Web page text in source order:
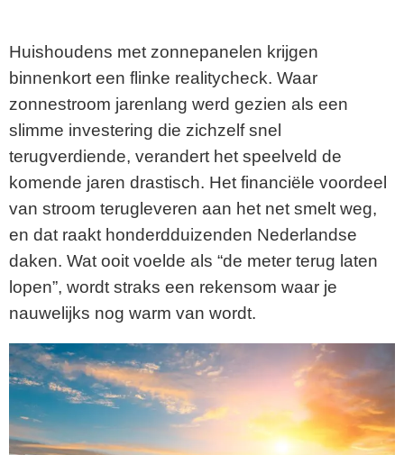
Huishoudens met zonnepanelen krijgen
binnenkort een flinke realitycheck. Waar
zonnestroom jarenlang werd gezien als een
slimme investering die zichzelf snel
terugverdiende, verandert het speelveld de
komende jaren drastisch. Het financiële voordeel
van stroom terugleveren aan het net smelt weg,
en dat raakt honderdduizenden Nederlandse
daken. Wat ooit voelde als “de meter terug laten
lopen”, wordt straks een rekensom waar je
nauwelijks nog warm van wordt.